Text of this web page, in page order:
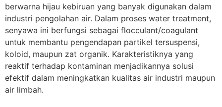
berwarna hijau kebiruan yang banyak digunakan dalam
industri pengolahan air. Dalam proses water treatment,
senyawa ini berfungsi sebagai flocculant/coagulant
untuk membantu pengendapan partikel tersuspensi,
koloid, maupun zat organik. Karakteristiknya yang
reaktif terhadap kontaminan menjadikannya solusi
efektif dalam meningkatkan kualitas air industri maupun
air limbah.